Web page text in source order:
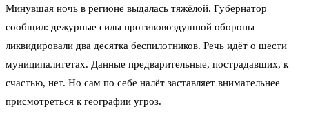
Минувшая ночь в регионе выдалась тяжёлой. Губернатор
сообщил: дежурные силы противовоздушной обороны
ликвидировали два десятка беспилотников. Речь идёт о шести
муниципалитетах. Данные предварительные, пострадавших, к
счастью, нет. Но сам по себе налёт заставляет внимательнее
присмотреться к географии угроз.